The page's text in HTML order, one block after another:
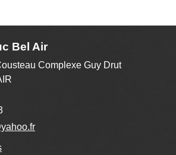
Bel Air
Complexe Guy Drut